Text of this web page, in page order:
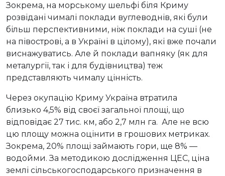
Зокрема, на морському шельфі біля Криму
розвідані чималі поклади вуглеводнів, які були
більш перспективними, ніж поклади на суші (не
на півострові, а в Україні в цілому), які вже почали
виснажуватись. Але й поклади вапняку (як для
металургії, так і для будівництва) теж
представляють чималу цінність.
Через окупацію Криму Україна втратила
близько 4,5% від своєї загальної площі, що
відповідає 27 тис. км, або 2,7 млн га. Але не всю
цю площу можна оцінити в грошових метриках.
Зокрема, 20% площі займають гори, ще 8% —
водойми. За методикою дослідження ЦЕС, ціна
землі сільськогосподарського призначення в